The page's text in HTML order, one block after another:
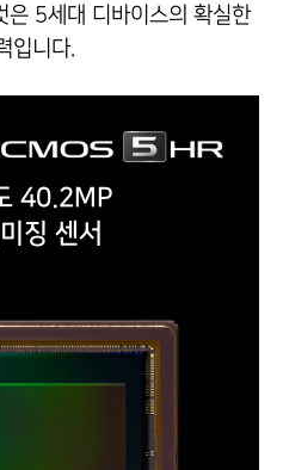
은 5세대 디바이스의 확실한
입니다.
40.2MP
징 센서